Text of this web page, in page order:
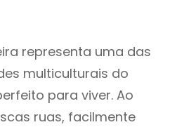
representa uma das
multiculturais do
para viver. Ao
ruas, facilmente